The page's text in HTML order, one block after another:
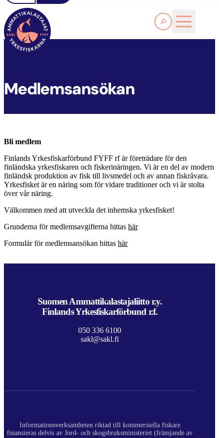
Läs Mer
FYFF
Medlemsansökan
Bli medlem
Finlands Yrkesfiskarförbund FYFF rf är företrädare för den
finländska yrkesfiskaren och fiskerinäringen. Vi är en del av modern
finländsk produktion av fisk till livsmedel och av annan fiskråvara.
Yrkesfisket är en näring som för vidare traditioner och vi är stolta
över vår näring.
Välkommen med att utveckla det inhemska yrkesfisket!
Grunderna för medlemsavgifterna hittas här
Formulär för medlemsansökan hittas här
Suomen Ammattikalastajaliitto r.y.
Finlands Yrkesfiskarförbund r.f.
050 336 6100
sakl@sakl.fi
Informationsverksamheten riktad till kommersiella fiskare
finansieras delvis av Jord- och skogsbruksministeriet (främjande av